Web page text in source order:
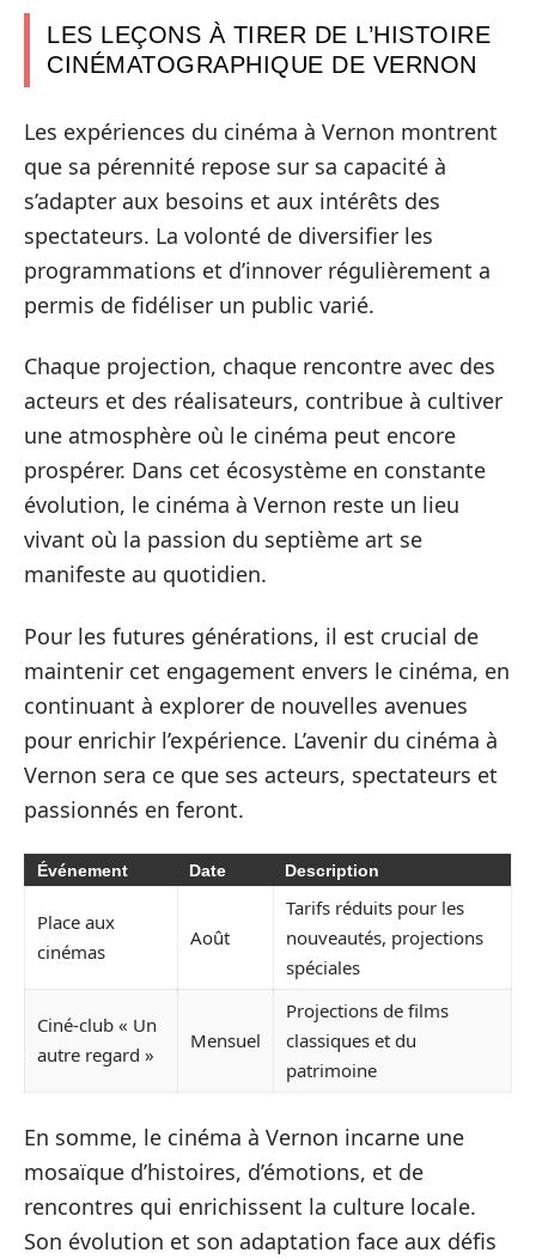
LES LEÇONS À TIRER DE L’HISTOIRE
CINÉMATOGRAPHIQUE DE VERNON
Les expériences du cinéma à Vernon montrent
que sa pérennité repose sur sa capacité à
s’adapter aux besoins et aux intérêts des
spectateurs. La volonté de diversifier les
programmations et d’innover régulièrement a
permis de fidéliser un public varié.
Chaque projection, chaque rencontre avec des
acteurs et des réalisateurs, contribue à cultiver
une atmosphère où le cinéma peut encore
prospérer. Dans cet écosystème en constante
évolution, le cinéma à Vernon reste un lieu
vivant où la passion du septième art se
manifeste au quotidien.
Pour les futures générations, il est crucial de
maintenir cet engagement envers le cinéma, en
continuant à explorer de nouvelles avenues
pour enrichir l’expérience. L’avenir du cinéma à
Vernon sera ce que ses acteurs, spectateurs et
passionnés en feront.
Événement Date Description
Place aux
cinémas
Août
Tarifs réduits pour les
nouveautés, projections
spéciales
Ciné-club « Un
autre regard »
Mensuel
Projections de films
classiques et du
patrimoine
En somme, le cinéma à Vernon incarne une
mosaïque d’histoires, d’émotions, et de
rencontres qui enrichissent la culture locale.
Son évolution et son adaptation face aux défis